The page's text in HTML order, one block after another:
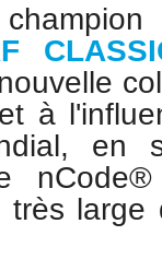
à
en
large